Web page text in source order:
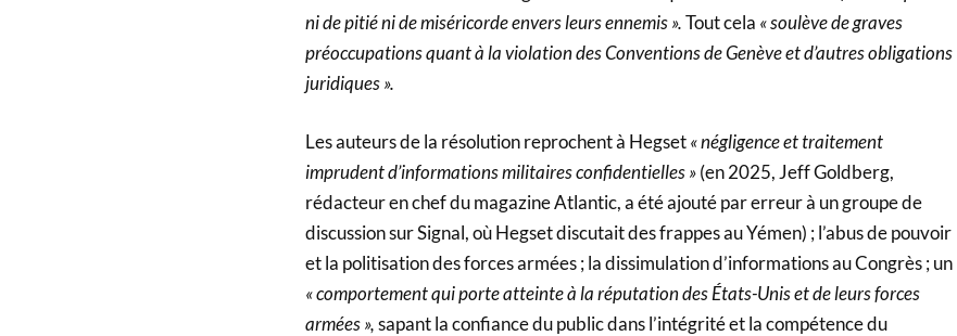
ni de pitié ni de miséricorde envers leurs ennemis ».Tout cela « soulève de graves
préoccupations quant à la violation des Conventions de Genève et d’autres obligations
juridiques ».
Les auteurs de la résolution reprochent à Hegset« négligence et traitement
imprudent d’informations militaires confidentielles »(en 2025, Jeff Goldberg,
rédacteur en chef du magazine Atlantic, a été ajouté par erreur à un groupe de
discussion sur Signal, où Hegset discutait des frappes au Yémen) ; l’abus de pouvoir
et la politisation des forces armées ; la dissimulation d’informations au Congrès ; un
« comportement qui porte atteinte à la réputation des États-Unis et de leurs forces
armées »,sapant la confiance du public dans l’intégrité et la compétence du